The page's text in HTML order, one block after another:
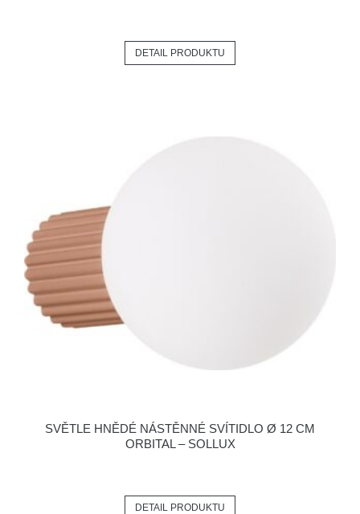
DETAIL PRODUKTU
SVĚTLE HNĚDÉ NÁSTĚNNÉ SVÍTIDLO Ø 12 CM
ORBITAL – SOLLUX
DETAIL PRODUKTU